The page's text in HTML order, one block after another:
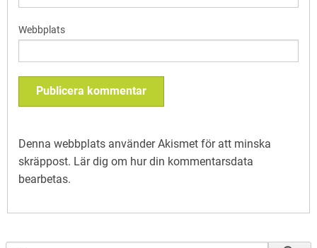
Webbplats
Denna webbplats använder Akismet för att minska
skräppost. Lär dig om hur din kommentarsdata
bearbetas.